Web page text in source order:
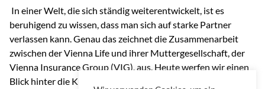
In einer Welt, die sich ständig weiterentwickelt, ist es
beruhigend zu wissen, dass man sich auf starke Partner
verlassen kann. Genau das zeichnet die Zusammenarbeit
zwischen der Vienna Life und ihrer Muttergesellschaft, der
Vienna Insurance Group (VIG), aus. Heute werfen wir einen
Blick hinter die Kulissen auf eine Unternehmensgruppe mit